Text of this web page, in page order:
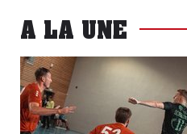
A LA UNE